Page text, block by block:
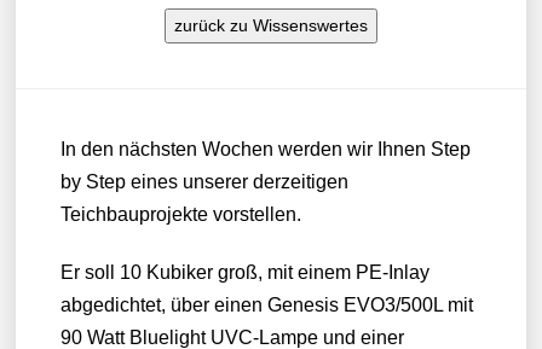
zurück zu Wissenswertes
In den nächsten Wochen werden wir Ihnen Step
by Step eines unserer derzeitigen
Teichbauprojekte vorstellen.
Er soll 10 Kubiker groß, mit einem PE-Inlay
abgedichtet, über einen Genesis EVO3/500L mit
90 Watt Bluelight UVC-Lampe und einer